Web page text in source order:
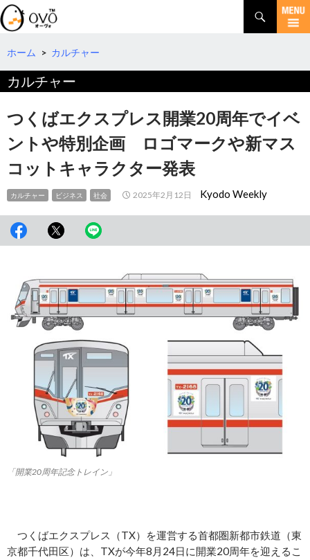
検
索
コ
テ
ツ
へ
ホーム > カルチャー
カルチャー
つくばエクスプレス開業20周年でイベ
ントや特別企画 ロゴマークや新マス
コットキャラクター発表
カルチャー ビジネス 社会 2025年2月12日 Kyodo Weekly
「開業20周年記念トレイン」
つくばエクスプレス（TX）を運営する首都圏新都市鉄道（東
京都千代田区）は、TXが今年8月24日に開業20周年を迎えるこ